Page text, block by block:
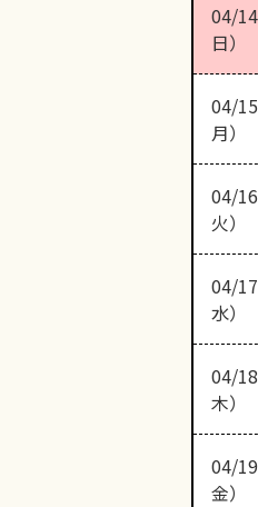
04/
日）
04/
月）
04/
火）
04/
水）
04/
木）
04/
金）